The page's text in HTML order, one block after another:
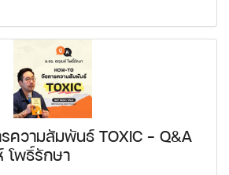
ความสัมพันธ์ TOXIC - Q&A
พธิ์รักษา